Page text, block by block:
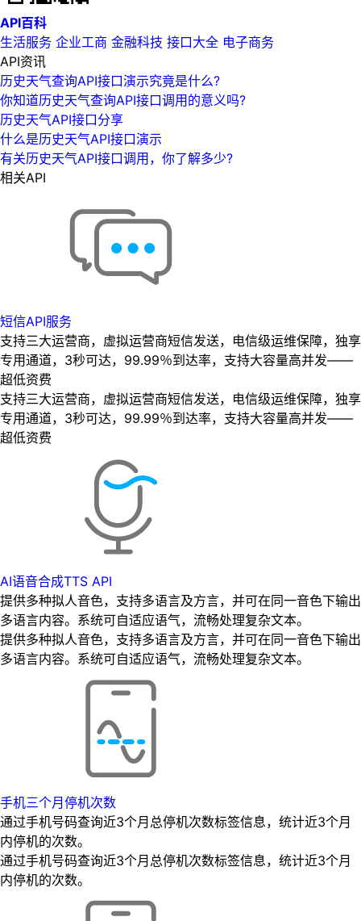
API百科
生活服务 企业工商 金融科技 接口大全 电子商务
API资讯
历史天气查询API接口演示究竟是什么?
你知道历史天气查询API接口调用的意义吗?
历史天气API接口分享
什么是历史天气API接口演示
有关历史天气API接口调用，你了解多少?
相关API
短信API服务
支持三大运营商，虚拟运营商短信发送，电信级运维保障，独享
专用通道，3秒可达，99.99％到达率，支持大容量高并发——
超低资费
支持三大运营商，虚拟运营商短信发送，电信级运维保障，独享
专用通道，3秒可达，99.99％到达率，支持大容量高并发——
超低资费
AI语音合成TTS API
提供多种拟人音色，支持多语言及方言，并可在同一音色下输出
多语言内容。系统可自适应语气，流畅处理复杂文本。
提供多种拟人音色，支持多语言及方言，并可在同一音色下输出
多语言内容。系统可自适应语气，流畅处理复杂文本。
手机三个月停机次数
通过手机号码查询近3个月总停机次数标签信息，统计近3个月
内停机的次数。
通过手机号码查询近3个月总停机次数标签信息，统计近3个月
内停机的次数。